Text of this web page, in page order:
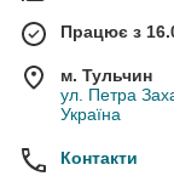
Працює з
м. Тульчин
ул. Петра
Україна
Контакти